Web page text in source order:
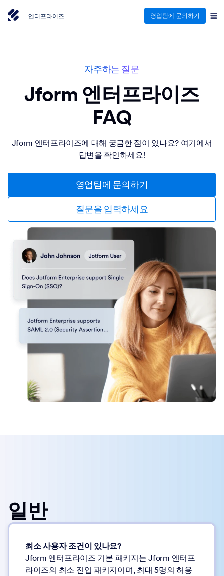
엔터프라이즈 영업팀에 문의하기
자주하는 질문
Jform 엔터프라이즈
FAQ
Jform 엔터프라이즈에 대해 궁금한 점이 있나요? 여기에서
답변을 확인하세요!
영업팀에 문의하기
질문을 입력하세요
일반
최소 사용자 조건이 있나요?
Jform 엔터프라이즈 기본 패키지는 Jform 엔터프
라이즈의 최소 진입 패키지이며, 최대 5명의 허용